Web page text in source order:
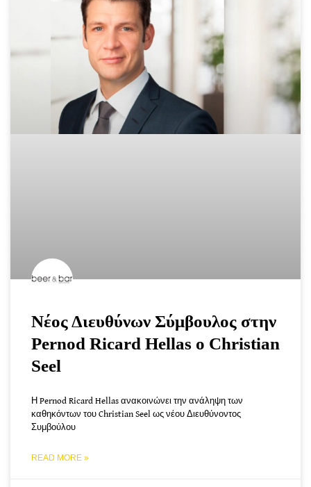
Νέος Διευθύνων Σύμβουλος στην
Pernod Ricard Hellas ο Christian
Seel
Η Pernod Ricard Hellas ανακοινώνει την ανάληψη των
καθηκόντων του Christian Seel ως νέου Διευθύνοντος
Συμβούλου
READ MORE »